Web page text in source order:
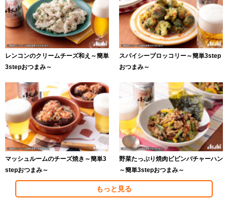
レンコンのクリームチーズ和え～簡単
3stepおつまみ～
スパイシーブロッコリー～簡単3step
おつまみ～
マッシュルームのチーズ焼き～簡単3
stepおつまみ～
野菜たっぷり焼肉ビビンバチャーハン
～簡単3stepおつまみ～
もっと見る